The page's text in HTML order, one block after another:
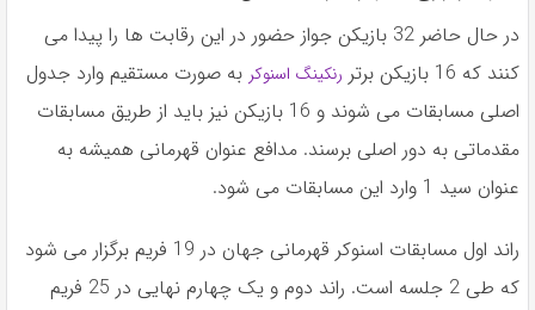
در حال حاضر 32 بازیکن جواز حضور در این رقابت ها را پیدا می
کنند که 16 بازیکن برتر
رنکینگ اسنوکر به صورت مستقیم وارد جدول
اصلی مسابقات می شوند و 16 بازیکن نیز باید از طریق مسابقات
مقدماتی به دور اصلی برسند. مدافع عنوان قهرمانی همیشه به
عنوان سید 1 وارد این مسابقات می شود.
راند اول مسابقات اسنوکر قهرمانی جهان در 19 فریم برگزار می شود
که طی 2 جلسه است. راند دوم و یک چهارم نهایی در 25 فریم